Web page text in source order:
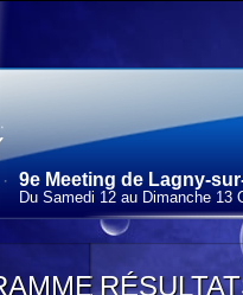
9e Meeting de Lagny-
Du Samedi 12 au Dimanche 13